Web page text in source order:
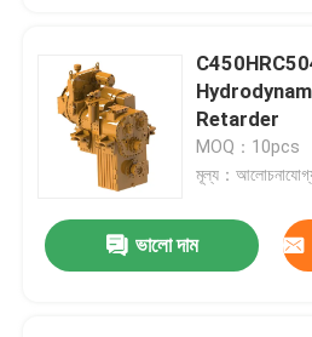
পণ্য
আমাদের সম্বন্ধে
কারখানা পরিদর্শন
Retarder
MOQ：10pcs
মূল্য：
ভালো দাম